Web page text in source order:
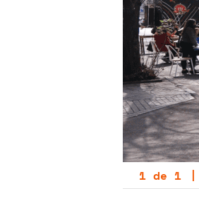
1 de 1 |